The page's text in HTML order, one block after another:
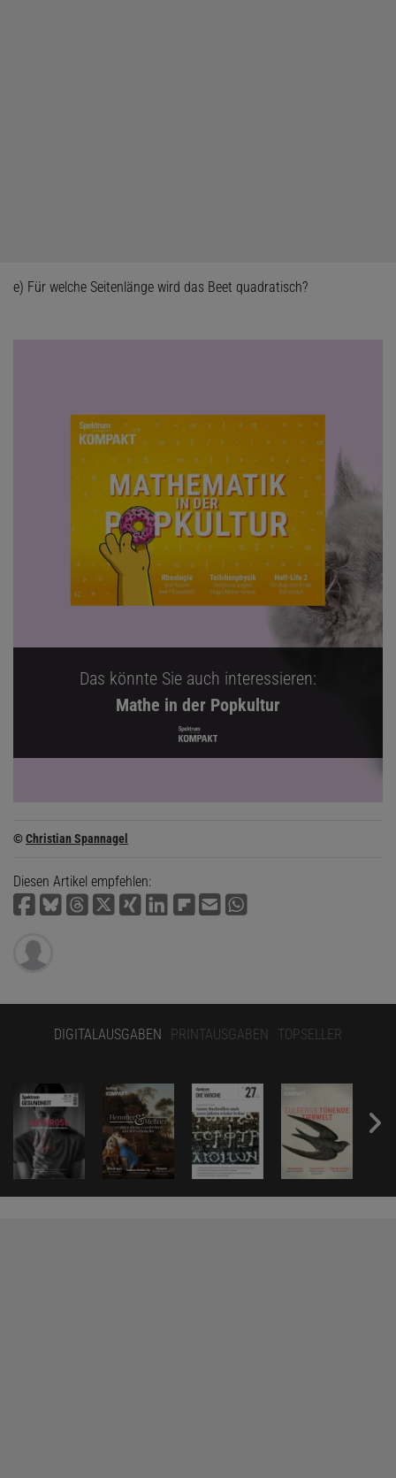
e) Für welche Seitenlänge wird das Beet quadratisch?
Das könnte Sie auch interessieren:
Mathe in der Popkultur
©Christian Spannagel
Diesen Artikel empfehlen:
DIGITALAUSGABEN PRINTAUSGABEN TOPSELLER